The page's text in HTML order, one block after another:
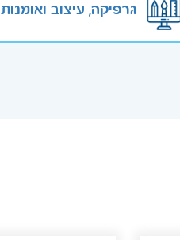
גרפיקה, עיצוב ואומנות